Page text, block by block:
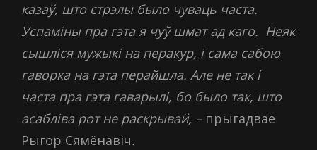
казаў, што стрэлы было чуваць часта.
Успаміны пра гэта я чуў шмат ад каго. Неяк
сышліся мужыкі на перакур, і сама сабою
гаворка на гэта перайшла. Але не так і
часта пра гэта гаварылі, бо было так, што
асабліва рот не раскрывай, – прыгадвае
Рыгор Сямёнавіч.